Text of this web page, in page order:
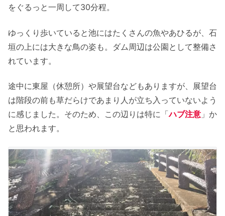
をぐるっと一周して30分程。
ゆっくり歩いていると池にはたくさんの魚やあひるが、石
垣の上には大きな鳥の姿も。ダム周辺は公園として整備さ
れています。
途中に東屋（休憩所）や展望台などもありますが、展望台
は階段の前も草だらけであまり人が立ち入っていないよう
に感じました。そのため、この辺りは特に「ハブ注意 」か
と思われます。